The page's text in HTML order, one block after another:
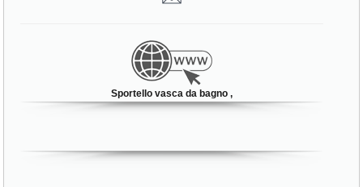
Sportello vasca da bagno ,